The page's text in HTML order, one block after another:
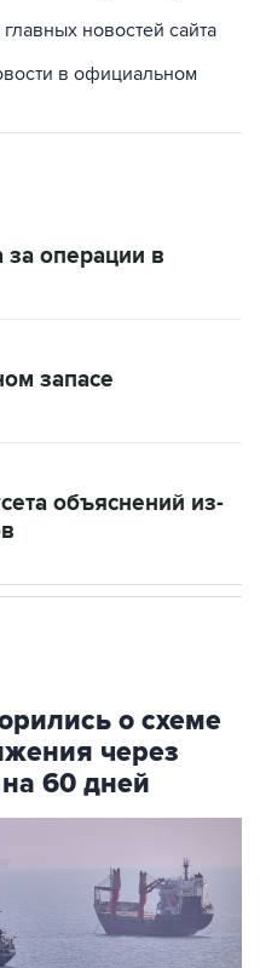
новостей сайта
в официальном
за операции в
запасе
объяснений из-
о схеме
через
60 дней